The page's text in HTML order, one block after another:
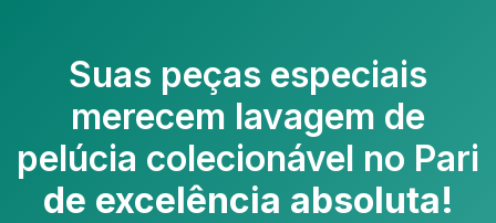
Suas peças especiais
merecem lavagem de
pelúcia colecionável no Pari
de excelência absoluta!